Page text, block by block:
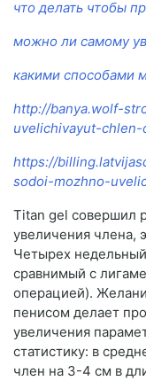
что делать чтобы
можно ли самому
какими способами
http://banya.wolf-
uvelichivayut-
https://
sodoi-mozhno-
Titan gel совершил
увеличения члена,
Четырех недельный
сравнимый с
операцией).
пенисом делает
увеличения
статистику: в
член на 3-4 см в